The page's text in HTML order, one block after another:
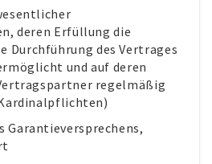
deren Erfüllung die
Durchführung des Vertrages
und auf deren
regelmäßig
Garantieversprechens,